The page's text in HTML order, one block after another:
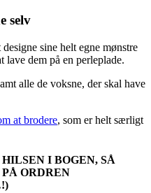
selv
sine helt egne mønstre
lave dem på en perleplade.
alle de voksne, der skal have
at brodere, som er helt særligt
I BOGEN, SÅ
ORDREN